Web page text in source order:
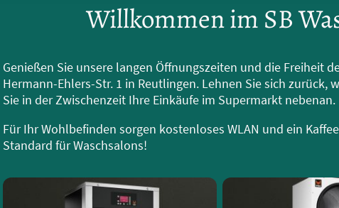
Willkommen im SB
Genießen Sie unsere langen Öffnungszeiten und die Freiheit
Hermann-Ehlers-Str. 1 in Reutlingen. Lehnen Sie sich
Sie in der Zwischenzeit Ihre Einkäufe im Supermarkt nebenan.
Für Ihr Wohlbefinden sorgen kostenloses WLAN und ein
Standard für Waschsalons!